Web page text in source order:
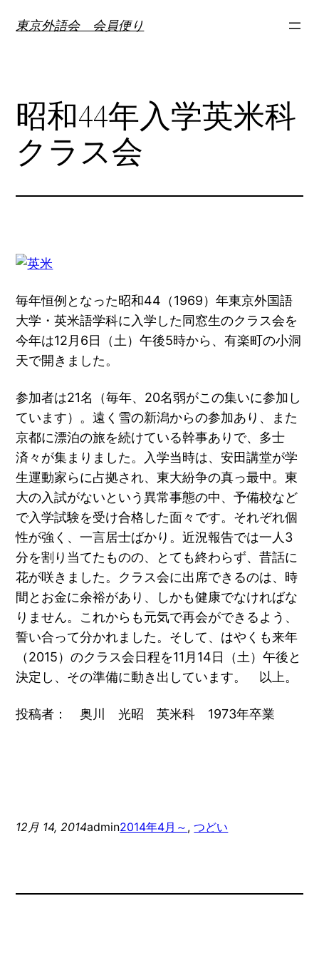
東京外語会 会員便り
昭和44年入学英米科
クラス会
毎年恒例となった昭和44（1969）年東京外国語
大学・英米語学科に入学した同窓生のクラス会を
今年は12月6日（土）午後5時から、有楽町の小洞
天で開きました。
参加者は21名（毎年、20名弱がこの集いに参加し
ています）。遠く雪の新潟からの参加あり、また
京都に漂泊の旅を続けている幹事ありで、多士
済々が集まりました。入学当時は、安田講堂が学
生運動家らに占拠され、東大紛争の真っ最中。東
大の入試がないという異常事態の中、予備校など
で入学試験を受け合格した面々です。それぞれ個
性が強く、一言居士ばかり。近況報告では一人3
分を割り当てたものの、とても終わらず、昔話に
花が咲きました。クラス会に出席できるのは、時
間とお金に余裕があり、しかも健康でなければな
りません。これからも元気で再会ができるよう、
誓い合って分かれました。そして、はやくも来年
（2015）のクラス会日程を11月14日（土）午後と
決定し、その準備に動き出しています。 以上。
投稿者： 奥川 光昭 英米科 1973年卒業
12月 14, 2014admin2014年4月～ , つどい